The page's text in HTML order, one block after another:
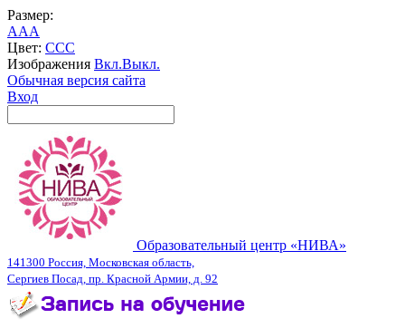
Размер:
AAA
Цвет: CCC
Изображения Вкл.Выкл.
Обычная версия сайта
Вход
Образовательный центр «НИВА»
141300 Россия, Московская область,
Сергиев Посад, пр. Красной Армии, д. 92